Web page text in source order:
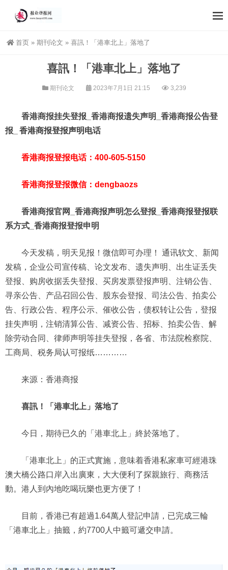
首页 » 期刊论文 » 喜訊！「港車北上」落地了
喜訊！「港車北上」落地了
期刊论文 2023年7月1日 21:15 3,239
香港商报挂失登报_香港商报遗失声明_香港商报公告登
报_
香港商报登报声明电话
香港商报登报电话：400-605-5150
香港商报登报微信：dengbaozs
香港商报官网_香港商报声明怎么登报_香港商报登报联
系方式_香港商报登报申明
今天发稿，明天见报！微信即可办理！ 通讯软文、新闻
发稿，企业公司宣传稿、论文发布、遗失声明、出生证丢失
登报、购房收据丢失登报、买房发票登报声明、注销公告、
寻亲公告、产品召回公告、股东会登报、司法公告、拍卖公
告、行政公告、程序公示、催收公告，债权转让公告，登报
挂失声明，注销清算公告、减资公告、招标、拍卖公告、解
除劳动合同、律师声明等挂失登报，各省、市法院检察院、
工商局、税务局认可报纸…………
来源：香港商报
喜訊！「港車北上」落地了
今日，期待已久的「港車北上」終於落地了。
「港車北上」的正式實施，意味着香港私家車可經港珠
澳大橋公路口岸入出廣東，大大便利了探親旅行、商務活
動。港人到內地吃喝玩樂也更方便了！
目前，香港已有超過1.64萬人登記申請，已完成三輪
「港車北上」抽籤，約7700人中籤可遞交申請。